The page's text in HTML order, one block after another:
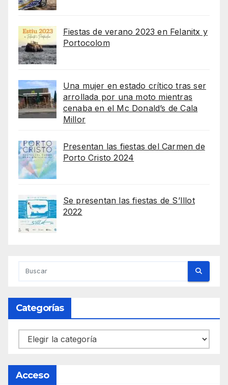
Fiestas de verano 2023 en Felanitx y
Portocolom
Una mujer en estado crítico tras ser
arrollada por una moto mientras
cenaba en el Mc Donald’s de Cala
Millor
Presentan las fiestas del Carmen de
Porto Cristo 2024
Se presentan las fiestas de S’Illot
2022
Categorías
Categorías
Acceso